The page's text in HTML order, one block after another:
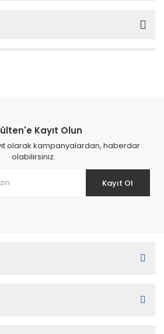
Kayıt Olun
olarak kampanyalardan, haberdar
olabilirsiniz.
Kayıt Ol